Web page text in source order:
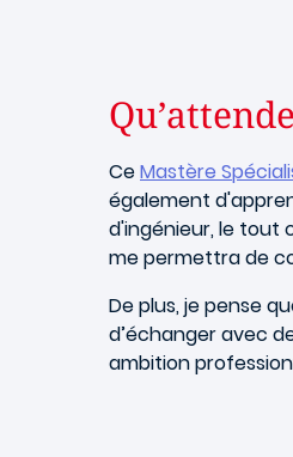
CeMastère
également
d'ingénieur, le tout
me permettra de
De plus, je pense
d’échanger avec
ambition